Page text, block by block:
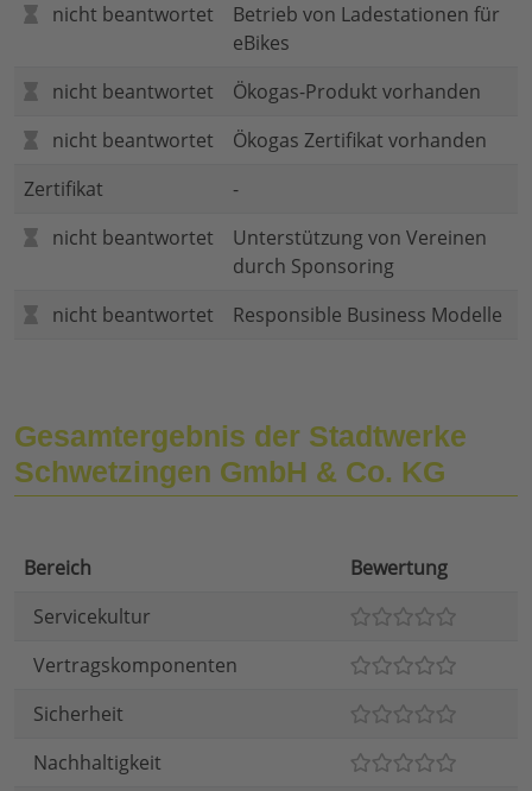
nicht beantwortet
Betrieb von Ladestationen für
eBikes
nicht beantwortet
Ökogas-Produkt vorhanden
nicht beantwortet
Ökogas Zertifikat vorhanden
Zertifikat
-
nicht beantwortet
Unterstützung von Vereinen
durch Sponsoring
nicht beantwortet
Responsible Business Modelle
Gesamtergebnis der Stadtwerke
Schwetzingen GmbH & Co. KG
Bereich
Bewertung
Servicekultur
Vertragskomponenten
Sicherheit
Nachhaltigkeit